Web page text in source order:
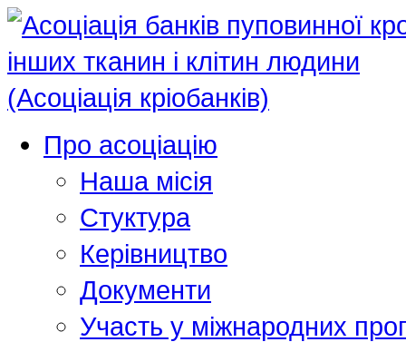
Про асоціацію
Наша місія
Стуктура
Керівництво
Документи
Участь у міжнародних